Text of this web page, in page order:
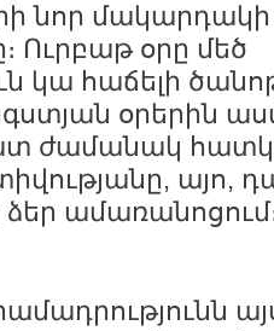
նոր մակարդակի
Ուրբաթ օրը մեծ
կա հաճելի
օրերին
ժամանակ
այո,